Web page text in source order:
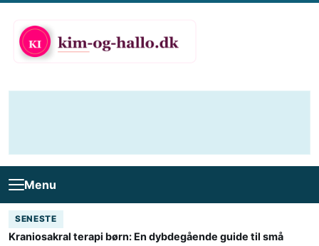
Menu
SENESTE
Kraniosakral terapi børn: En dybdegående guide til små